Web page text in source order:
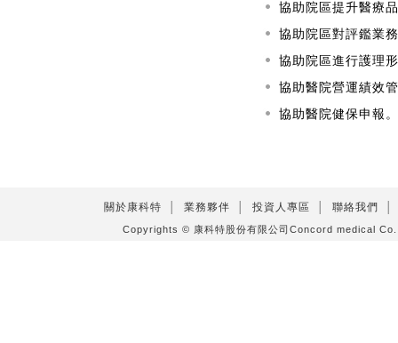
協助院區提升醫療
協助院區對評鑑業
協助院區進行護理
協助醫院營運績效
協助醫院健保申報。
關於康科特 業務夥伴 投資人專區 聯絡我們
Copyrights © 康科特股份有限公司Concord medical